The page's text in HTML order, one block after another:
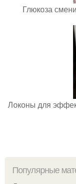
Глюкоза
Локоны для
Популярные